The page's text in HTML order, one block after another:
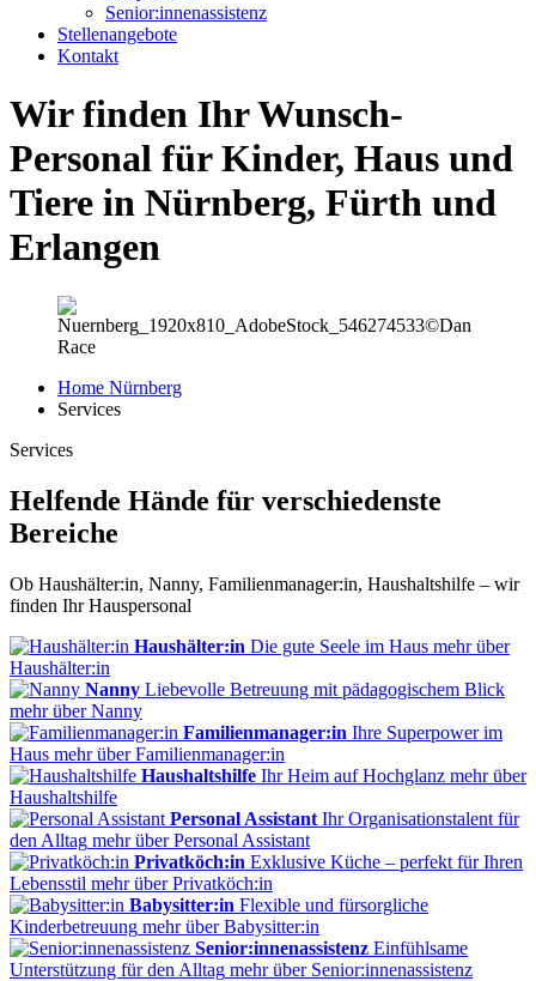
Senior:innenassistenz
Stellenangebote
Kontakt
Wir finden Ihr Wunsch-
Personal für Kinder, Haus und
Tiere in Nürnberg, Fürth und
Erlangen
Home Nürnberg
Services
Services
Helfende Hände für verschiedenste
Bereiche
Ob Haushälter:in, Nanny, Familienmanager:in, Haushaltshilfe – wir
finden Ihr Hauspersonal
Haushälter:in Die gute Seele im Haus mehrüber
Haushälter:in
Nanny Liebevolle Betreuung mit pädagogischem Blick
mehrüber Nanny
Familienmanager:in Ihre Superpower im
Haus mehrüber Familienmanager:in
Haushaltshilfe Ihr Heim auf Hochglanz mehrüber
Haushaltshilfe
Personal Assistant Ihr Organisationstalent für
den Alltag mehrüber Personal Assistant
Privatköch:in Exklusive Küche – perfekt für Ihren
Lebensstil mehrüber Privatköch:in
Babysitter:in Flexible und fürsorgliche
Kinderbetreuung mehrüber Babysitter:in
Senior:innenassistenz Einfühlsame
Unterstützung für den Alltag mehrüber Senior:innenassistenz